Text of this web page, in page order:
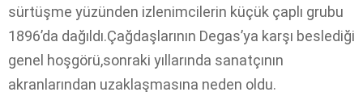
sürtüşme yüzünden izlenimcilerin küçük çaplı grubu
1896’da dağıldı.Çağdaşlarının Degas’ya karşı beslediği
genel hoşgörü,sonraki yıllarında sanatçının
akranlarından uzaklaşmasına neden oldu.